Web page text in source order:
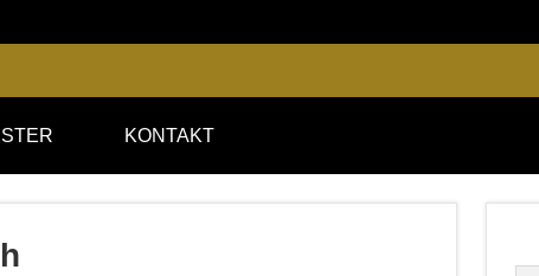
KONTAKT